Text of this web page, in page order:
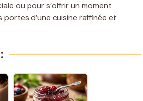
ou pour s’offrir un moment
portes d’une cuisine raffinée et